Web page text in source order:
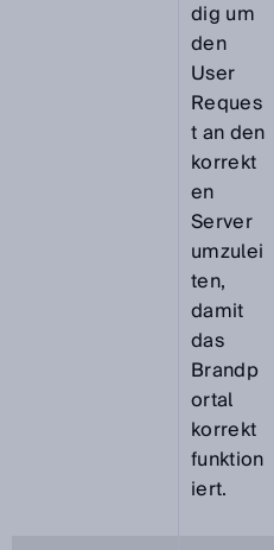
dig um
den
User
Reques
t an den
korrekt
en
Server
umzulei
ten,
damit
das
Brandp
ortal
korrekt
funktion
iert.